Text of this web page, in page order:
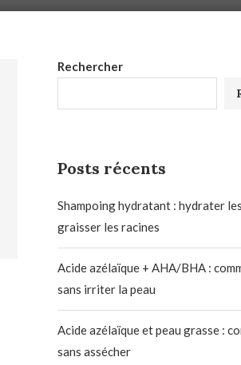
Rechercher
Posts récents
Shampoing hydratant : hydrater
graisser les racines
Acide azélaïque + AHA/BHA :
sans irriter la peau
Acide azélaïque et peau grasse :
sans assécher